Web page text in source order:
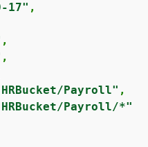
17" ,
,
,
Payroll" ,
Payroll/*"